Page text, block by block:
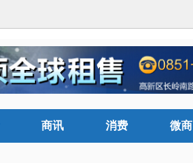
商讯 消费 微商